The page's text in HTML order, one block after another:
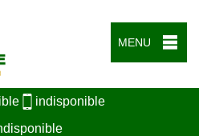
MENU
indisponible